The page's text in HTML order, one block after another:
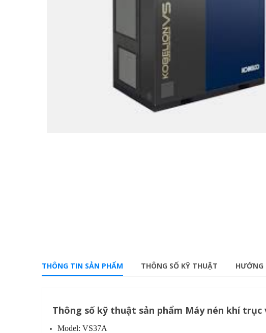
THÔNG TIN SẢN PHẨM THÔNG SỐ KỸ THUẬT HƯỚNG
Thông số kỹ thuật sản phẩm Máy nén khí trục
Model: VS37A